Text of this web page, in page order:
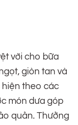
vời cho bữa
giòn tan và
hiện theo các
món dưa góp
quản. Thưởng